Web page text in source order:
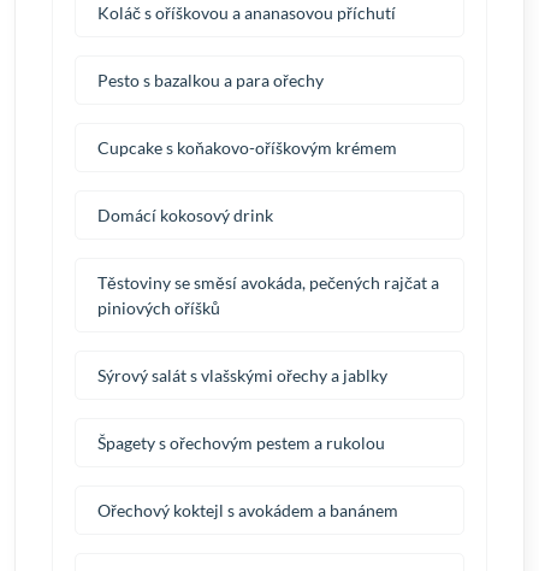
Koláč s oříškovou a ananasovou příchutí
Pesto s bazalkou a para ořechy
Cupcake s koňakovo-oříškovým krémem
Domácí kokosový drink
Těstoviny se směsí avokáda, pečených rajčat a
piniových oříšků
Sýrový salát s vlašskými ořechy a jablky
Špagety s ořechovým pestem a rukolou
Ořechový koktejl s avokádem a banánem